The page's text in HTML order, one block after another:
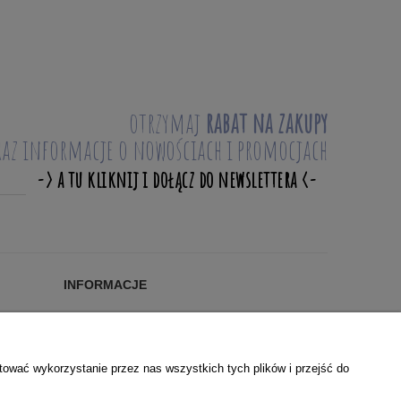
otrzymaj rabat na zakupy
informacje o nowościach i promocjach
INFORMACJE
O NAS
wykorzystanie przez nas wszystkich tych plików i przejść do